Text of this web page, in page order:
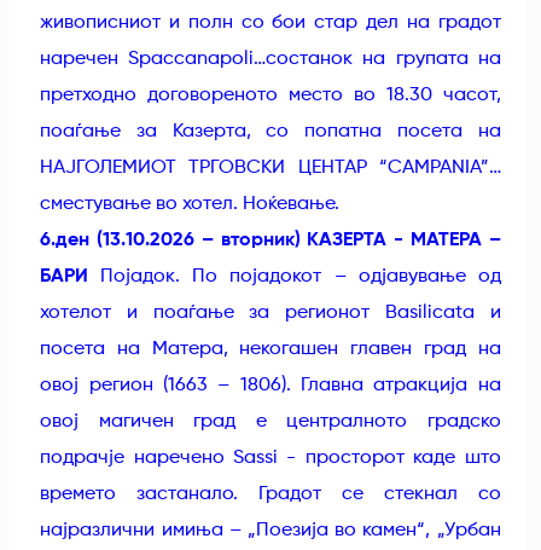
живописниот и полн со бои стар дел на градот
наречен Spaccanapoli…состанок на групата на
претходно договореното место во 18.30 часот,
поаѓање за Казерта, со попатна посета на
НАЈГОЛЕМИОТ ТРГОВСКИ ЦЕНТАР “CAMPANIA”…
сместување во хотел. Ноќевање.
6.ден (13.10.2026 – вторник) КАЗЕРТА - МАТЕРА –
БАРИ
Појадок. По појадокот – одјавување од
хотелот и поаѓање за регионот Basilicata и
посета на Матера, некогашен главен град на
овој регион (1663 – 1806). Главна атракција на
овој магичен град е централното градско
подрачје наречено Sassi - просторот каде што
времето застанало. Градот се стекнал со
најразлични имиња – „Поезија во камен“, „Урбан